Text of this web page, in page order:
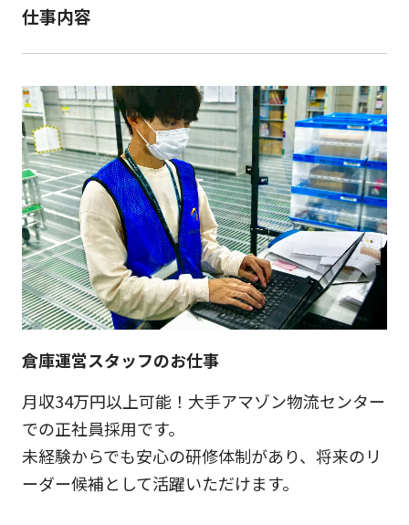
仕事内容
倉庫運営スタッフのお仕事
月収34万円以上可能！大手アマゾン物流センター
での正社員採用です。
未経験からでも安心の研修体制があり、将来のリ
ーダー候補として活躍いただけます。